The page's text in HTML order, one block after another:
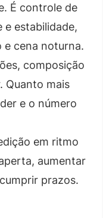
É controle de
estabilidade,
e cena noturna.
composição
Quanto mais
e o número
em ritmo
aumentar
prazos.